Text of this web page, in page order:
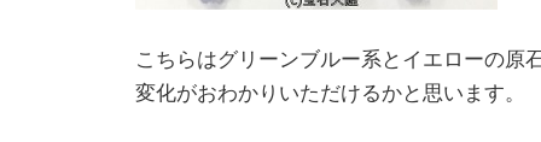
こちらはグリーンブルー系とイエローの原
変化がおわかりいただけるかと思います。